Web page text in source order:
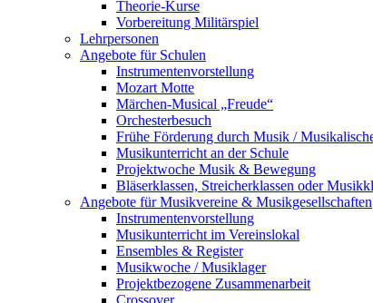
Theorie-Kurse
Vorbereitung Militärspiel
Lehrpersonen
Angebote für Schulen
Instrumentenvorstellung
Mozart Motte
Märchen-Musical „Freude“
Orchesterbesuch
Frühe Förderung durch Musik /
Musikunterricht an der Schule
Projektwoche Musik & Bewegung
Bläserklassen, Streicherklassen oder
Angebote für Musikvereine & Musikgesellschaften
Instrumentenvorstellung
Musikunterricht im Vereinslokal
Ensembles & Register
Musikwoche / Musiklager
Projektbezogene Zusammenarbeit
Crossover